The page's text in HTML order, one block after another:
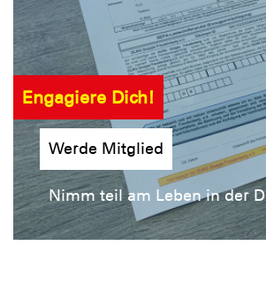
Engagiere Dich!
Werde Mitglied
Nimm teil am Leben in der